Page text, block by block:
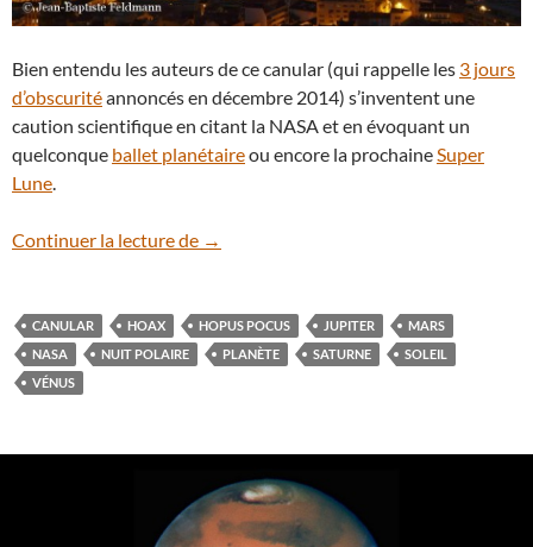
Bien entendu les auteurs de ce canular (qui rappelle les 3 jours
d’obscuritéannoncés en décembre 2014) s’inventent une
caution scientifique en citant la NASA et en évoquant un
quelconque ballet planétaireou encore la prochaineSuper
Lune.
Continuer la lecture de Canular : la Terre plongée dans
→
CANULAR HOAX HOPUS POCUS JUPITER
MARS
NASA
NUIT POLAIRE PLANÈTE SATURNE
SOLEIL
VÉNUS